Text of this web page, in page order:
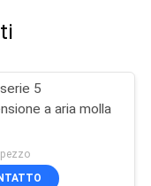
5
a aria molla